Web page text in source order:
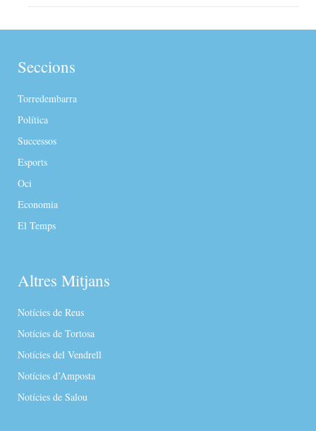
Seccions
Torredembarra
Política
Successos
Esports
Oci
Economia
El Temps
Altres Mitjans
Notícies de Reus
Notícies de Tortosa
Notícies del Vendrell
Notícies d’Amposta
Notícies de Salou